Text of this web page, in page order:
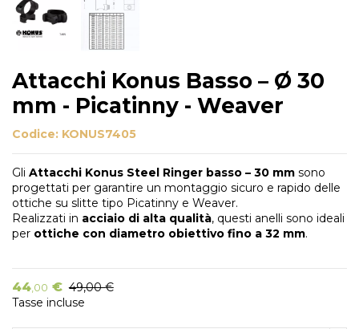
Attacchi Konus Basso – Ø 30
mm - Picatinny - Weaver
Codice: KONUS7405
Gli Attacchi Konus Steel Ringer basso – 30 mm sono
progettati per garantire un montaggio sicuro e rapido delle
ottiche su slitte tipo Picatinny e Weaver.
Realizzati in acciaio di alta qualità, questi anelli sono ideali
per ottiche con diametro obiettivo fino a 32 mm.
44,00 € 49,00 €
Tasse incluse